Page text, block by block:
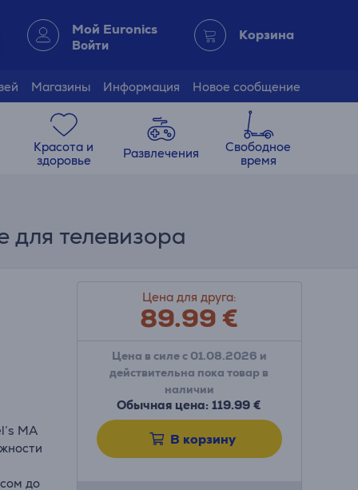
Мой Euronics
Войти
Корзина
Магазины Информация Новое сообщение
Красота и
здоровье
Развлечения
Свободное
время
телевизора
MA
до
Цена для друга:
89.99€
Цена в силе с 01.08.2026 и
действительна пока товар в
наличии
Обычная цена: 119.99 €
В корзину